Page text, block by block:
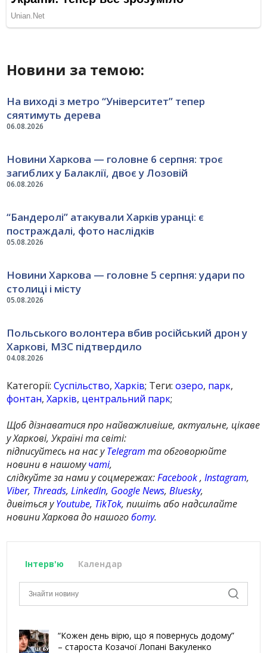
Новини за темою:
06.08.2026
На виході з метро “Університет” тепер
сяятимуть дерева
06.08.2026
Новини Харкова — головне 6 серпня: троє
загиблих у Балаклії, двоє у Лозовій
05.08.2026
“Бандеролі” атакували Харків уранці: є
постраждалі, фото наслідків
05.08.2026
Новини Харкова — головне 5 серпня: удари по
столиці і місту
04.08.2026
Польського волонтера вбив російський дрон у
Харкові, МЗС підтвердило
Категорії:Суспільство,Харків; Теги:озеро, парк,
фонтан,Харків, центральний парк;
Щоб дізнаватися про найважливіше, актуальне, цікаве
у Харкові, Україні та світі:
підписуйтесь на нас уTelegram та обговорюйте
новини в нашомучаті,
слідкуйте за нами у соцмережах:Facebook,Instagram,
Viber, Threads,LinkedIn, Google News,Bluesky,
дивіться уYoutube, TikTok, пишіть або надсилайте
новини Харкова до нашогоботу.
Інтерв'ю Календар
“Кожен день вірю, що я повернусь додому”
– староста Козачої Лопані Вакуленко